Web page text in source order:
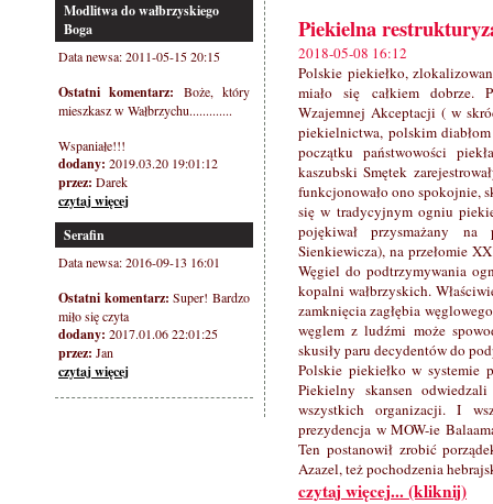
Modlitwa do wałbrzyskiego
Boga
Data newsa: 2011-05-15 20:15
Ostatni komentarz: Boże, który
mieszkasz w Wałbrzychu.............
Wspaniałe!!!
dodany: 2019.03.20 19:01:12
przez: Darek
czytaj więcej
Serafin
Data newsa: 2016-09-13 16:01
Ostatni komentarz: Super! Bardzo
miło się czyta
dodany: 2017.01.06 22:01:25
przez: Jan
czytaj więcej
Piekielna
2018-05-08 16:12
Polskie piekiełko,
miało się całkiem dobrze.
Wzajemnej Akceptacji ( w
piekielnictwa, polskim
początku państwowości
kaszubski Smętek
funkcjonowało ono spokojnie,
się w tradycyjnym ogniu
pojękiwał przysmażany
Sienkiewicza), na przełomie
Węgiel do podtrzymywania
kopalni wałbrzyskich.
zamknięcia zagłębia
węglem z ludźmi może
skusiły paru decydentów do
Polskie piekiełko w systemie
Piekielny skansen
wszystkich organizacji. I
prezydencja w MOW-ie
Ten postanowił zrobić
Azazel, też pochodzenia
czytaj więcej... (kliknij)